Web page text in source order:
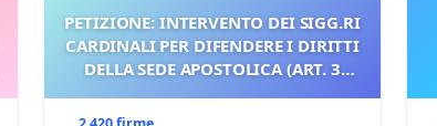
PETIZIONE: INTERVENTO DEI SIGG.RI
CARDINALI PER DIFENDERE I DIRITTI
DELLA SEDE APOSTOLICA (ART. 3